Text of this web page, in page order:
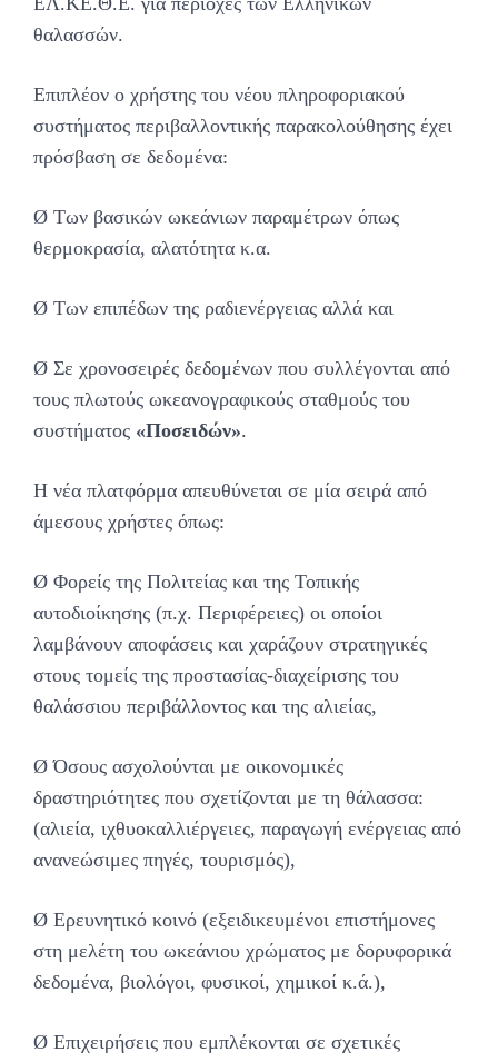
θαλασσών.
Επιπλέον ο χρήστης του νέου πληροφοριακού
συστήματος περιβαλλοντικής παρακολούθησης έχει
πρόσβαση σε δεδομένα:
Ø Των βασικών ωκεάνιων παραμέτρων όπως
θερμοκρασία, αλατότητα κ.α.
Ø Tων επιπέδων της ραδιενέργειας αλλά και
Ø Σε χρονοσειρές δεδομένων που συλλέγονται από
τους πλωτούς ωκεανογραφικούς σταθμούς του
συστήματος «Ποσειδών».
Η νέα πλατφόρμα απευθύνεται σε μία σειρά από
άμεσους χρήστες όπως:
Ø Φορείς της Πολιτείας και της Τοπικής
αυτοδιοίκησης (π.χ. Περιφέρειες) οι οποίοι
λαμβάνουν αποφάσεις και χαράζουν στρατηγικές
στους τομείς της προστασίας-διαχείρισης του
θαλάσσιου περιβάλλοντος και της αλιείας,
Ø Όσους ασχολούνται με οικονομικές
δραστηριότητες που σχετίζονται με τη θάλασσα:
(αλιεία, ιχθυοκαλλιέργειες, παραγωγή ενέργειας από
ανανεώσιμες πηγές, τουρισμός),
Ø Ερευνητικό κοινό (εξειδικευμένοι επιστήμονες
στη μελέτη του ωκεάνιου χρώματος με δορυφορικά
δεδομένα, βιολόγοι, φυσικοί, χημικοί κ.ά.),
Ø Επιχειρήσεις που εμπλέκονται σε σχετικές